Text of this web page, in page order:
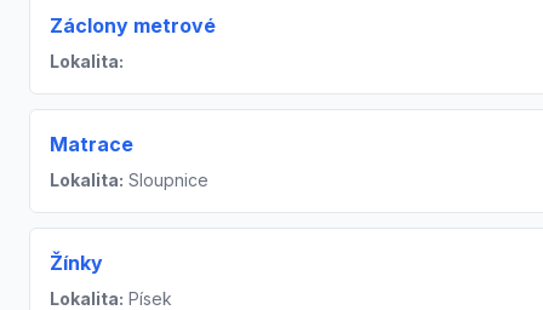
Záclony metrové
Lokalita:
Matrace
Lokalita: Sloupnice
Žínky
Lokalita: Písek